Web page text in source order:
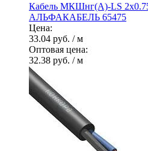
Кабель МКШнг(А)-LS
АЛЬФАКАБЕЛЬ 65475
Цена:
33.04 руб. / м
Оптовая цена:
32.38 руб. / м